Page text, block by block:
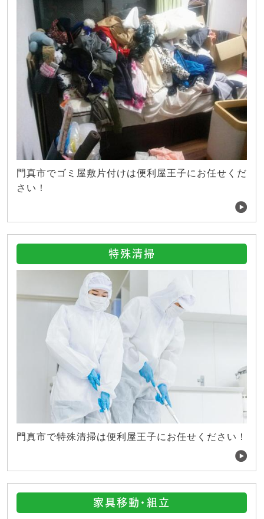
門真市でゴミ屋敷片付けは便利屋王子にお任せくだ
さい！
特殊清掃
門真市で特殊清掃は便利屋王子にお任せください！
家具移動・組立